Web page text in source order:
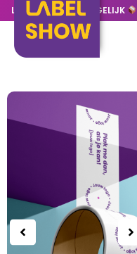
LAGE OPLAGES MOGELIJK